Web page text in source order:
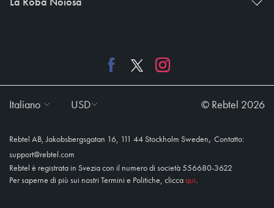
La Roba Noiosa
Italiano USD © Rebtel 2026
Rebtel AB, Jakobsbergsgatan 16, 111 44 Stockholm Sweden, Contatto:
support@rebtel.com
Rebtel è registrata in Svezia con il numero di società 556680-3622
Per saperne di più sui nostri Termini e Politiche, clicca qui.